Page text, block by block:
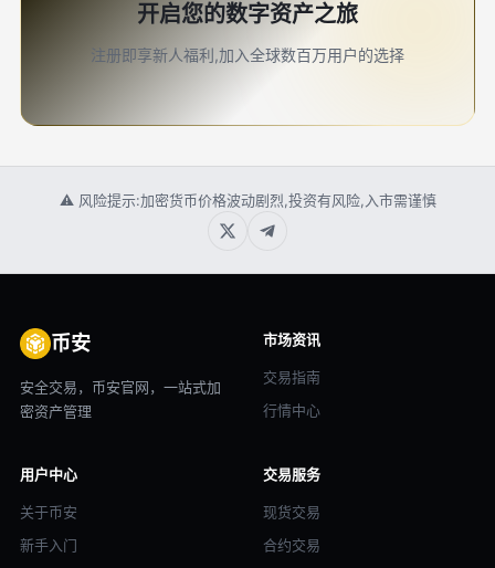
开启您的数字资产之旅
注册即享新人福利,加入全球数百万用户的选择
⚠ 风险提示:加密货币价格波动剧烈,投资有风险,入市需谨慎
币安
安全交易，币安官网，一站式加
密资产管理
市场资讯
交易指南
行情中心
用户中心
关于币安
新手入门
交易服务
现货交易
合约交易